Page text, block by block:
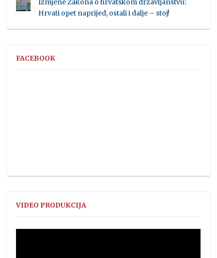
Izmjene Zakona o hrvatskom državljanstvu:
Hrvati opet naprijed, ostali i dalje – stoj!
FACEBOOK
VIDEO PRODUKCIJA